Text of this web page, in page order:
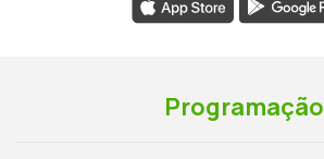
Programação